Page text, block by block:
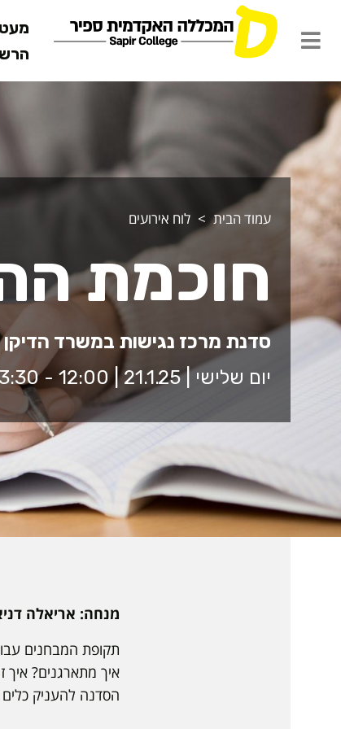
עמוד הבית לוח אירועים
חוכמת
סדנת מרכז נגישות במשרד הדיקן
יום שלישי | 21.1.25 | 12:00 - 13:30 | מרכז נגישות, בניין 4 קומה 1
מנחה: אריאלה
תקופת המבחנים
איך מתארגנים? איך
הסדנה להעניק